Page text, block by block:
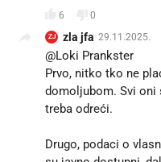
6 0
ZJ zla jfa 29.11.2025.
@Loki Prankster
Prvo, nitko tko ne
domoljubom. Svi oni
treba odreći.
Drugo, podaci o